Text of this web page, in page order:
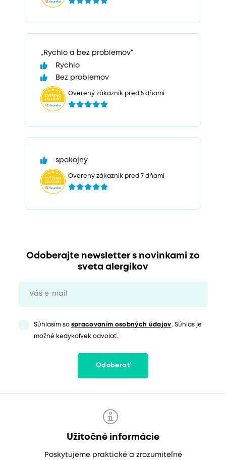
„Rychlo a bez problemov“
Rychlo
Bez problemov
Overený zákazník pred 5 dňami
spokojný
Overený zákazník pred 7 dňami
Odoberajte newsletter s novinkami zo
sveta alergikov
Súhlasím so spracovaním osobných údajov. Súhlas je
možné kedykoľvek odvolať.
Odoberať
Užitočné informácie
Poskytujeme praktické a zrozumiteľné